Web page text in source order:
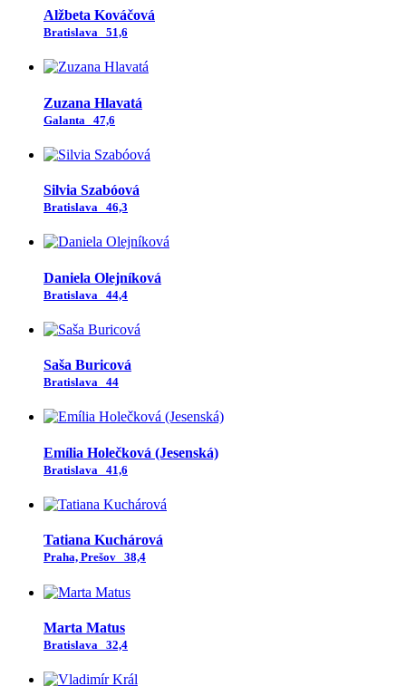
Alžbeta Kováčová
Bratislava 51,6
Zuzana Hlavatá
Galanta 47,6
Silvia Szabóová
Bratislava 46,3
Daniela Olejníková
Bratislava 44,4
Saša Buricová
Bratislava 44
Emília Holečková (Jesenská)
Bratislava 41,6
Tatiana Kuchárová
Praha, Prešov 38,4
Marta Matus
Bratislava 32,4